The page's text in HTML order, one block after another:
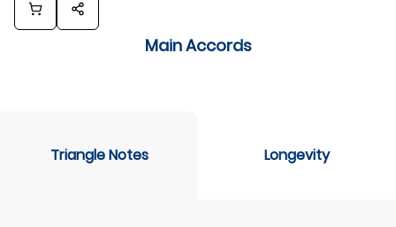
Main Accords
Triangle Notes Longevity